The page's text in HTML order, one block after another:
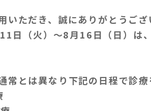
いただき、誠にありがとうござ
日（火）～8月16日（日）は
常とは異なり下記の日程で診